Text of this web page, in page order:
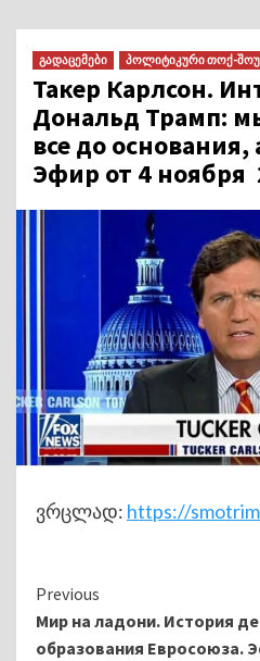
გადაცემები პოლიტიკური თოქ-შოუ
Такер Карлсон.
Дональд Трамп:
все до
Эфир от 4 ноября
ვრცლად: https://
Continue
Reading
Previous
Мир на ладони. История
образования Евросоюза.